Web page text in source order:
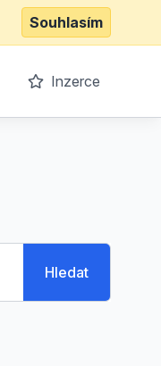
Souhlasím
Inzerce
Hledat